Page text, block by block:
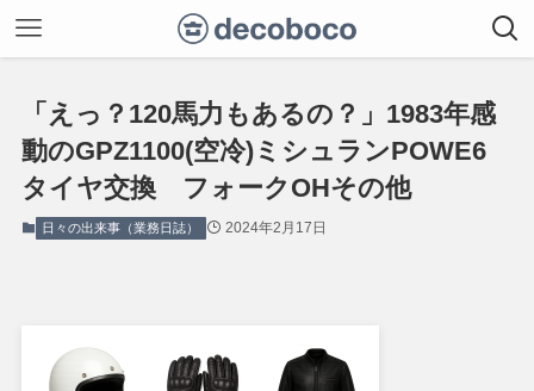
「えっ？120馬力もあるの？」1983年感
動のGPZ1100(空冷)ミシュランPOWE6
タイヤ交換 フォークOHその他
日々の出来事（業務日誌） 2024年2月17日